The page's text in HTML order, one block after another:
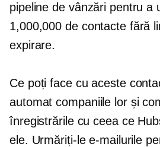
pipeline de vânzări pentru a
1,000,000 de contacte fără
expirare.
Ce poți face cu aceste
automat companiile lor și
înregistrările cu ceea ce
ele. Urmăriți-le e-mailurile